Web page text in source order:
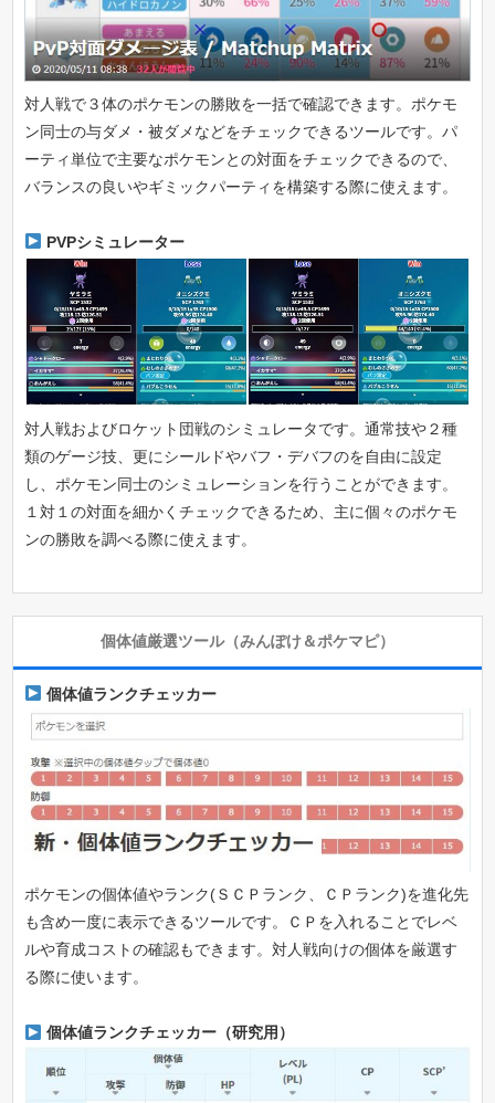
対人戦で３体のポケモンの勝敗を一括で確認できます。ポケモ
ン同士の与ダメ・被ダメなどをチェックできるツールです。パ
ーティ単位で主要なポケモンとの対面をチェックできるので、
バランスの良いやギミックパーティを構築する際に使えます。
PVPシミュレーター
対人戦およびロケット団戦のシミュレータです。通常技や２種
類のゲージ技、更にシールドやバフ・デバフのを自由に設定
し、ポケモン同士のシミュレーションを行うことができます。
１対１の対面を細かくチェックできるため、主に個々のポケモ
ンの勝敗を調べる際に使えます。
個体値厳選ツール（みんぽけ＆ポケマピ）
個体値ランクチェッカー
ポケモンの個体値やランク(ＳＣＰランク、ＣＰランク)を進化先
も含め一度に表示できるツールです。ＣＰを入れることでレベ
ルや育成コストの確認もできます。対人戦向けの個体を厳選す
る際に使います。
個体値ランクチェッカー（研究用）